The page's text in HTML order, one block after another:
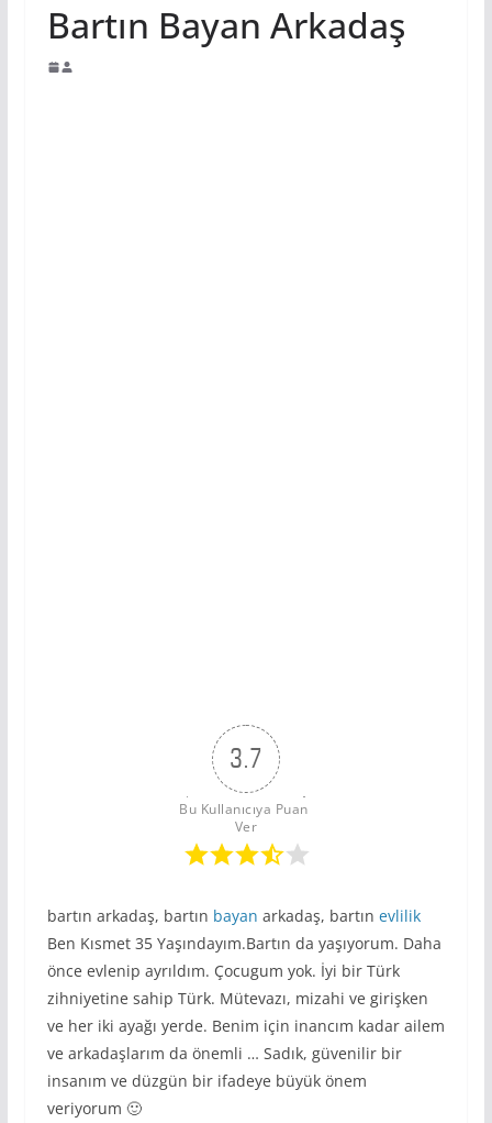
Bartın Bayan Arkadaş
3.7
Bu Kullanıcıya Puan
Ver
bartın arkadaş, bartın bayan arkadaş, bartın evlilik
Ben Kısmet 35 Yaşındayım.Bartın da yaşıyorum. Daha
önce evlenip ayrıldım. Çocugum yok. İyi bir Türk
zihniyetine sahip Türk. Mütevazı, mizahi ve girişken
ve her iki ayağı yerde. Benim için inancım kadar ailem
ve arkadaşlarım da önemli … Sadık, güvenilir bir
insanım ve düzgün bir ifadeye büyük önem
veriyorum 🙂